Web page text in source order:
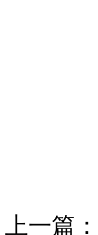
上一篇：